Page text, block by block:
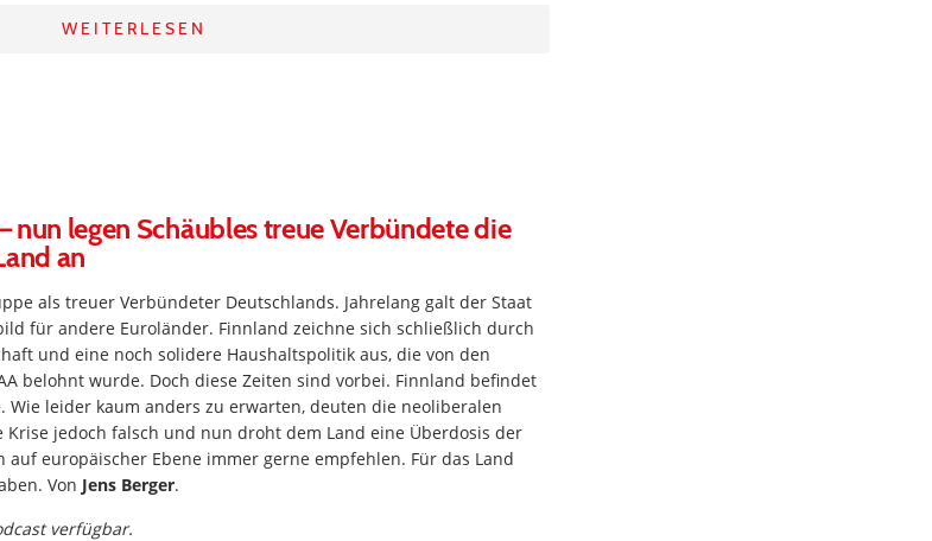
WEITERLESEN
nun legen Schäubles treue Verbündete die
an
als treuer Verbündeter Deutschlands. Jahrelang galt der Staat
für andere Euroländer. Finnland zeichne sich schließlich durch
und eine noch solidere Haushaltspolitik aus, die von den
belohnt wurde. Doch diese Zeiten sind vorbei. Finnland befindet
leider kaum anders zu erwarten, deuten die neoliberalen
jedoch falsch und nun droht dem Land eine Überdosis der
europäischer Ebene immer gerne empfehlen. Für das Land
Von Jens Berger.
verfügbar.